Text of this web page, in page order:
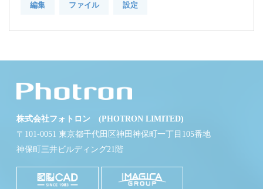
編集 ファイル 設定
株式会社フォトロン (PHOTRON LIMITED)
〒101-0051 東京都千代田区神田神保町一丁目105番地
神保町三井ビルディング21階